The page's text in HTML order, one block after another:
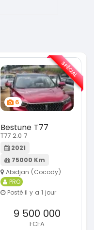
6
Bestune T77
T77 2.0 7
2021
75000 Km
Abidjan (Cocody)
PRO
Posté il y a 1 jour
9 500 000
FCFA
SPÉCIAL